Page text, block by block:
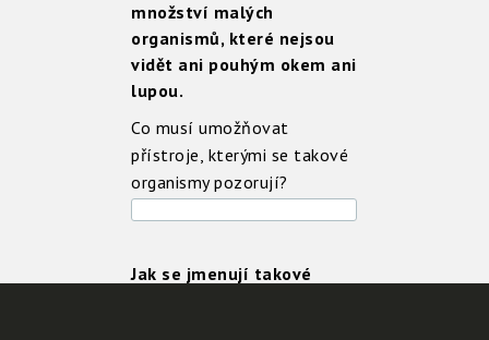
množství malých
organismů, které nejsou
vidět ani pouhým okem ani
lupou.
Co musí umožňovat
přístroje, kterými se takové
organismy pozorují?
Jak se jmenují takové